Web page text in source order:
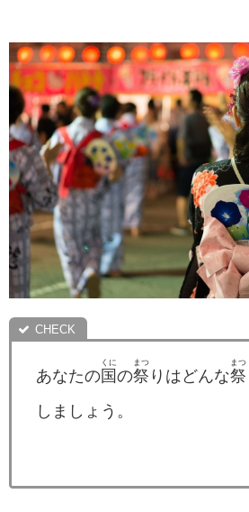
あなたの国
くに
の祭
まつ
りはどんな祭
まつ
しましょう。